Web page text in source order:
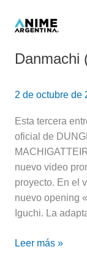
Danmachi
2 de octubre de
Esta tercera
oficial de
nuevo video
proyecto. En el
nuevo opening
Iguchi. La
Danmachi
Leer más »